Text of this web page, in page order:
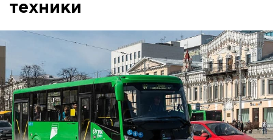
техники